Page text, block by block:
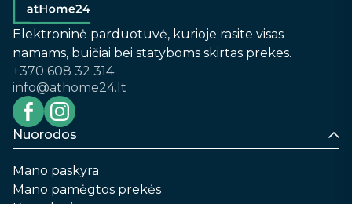
Elektroninė parduotuvė, kurioje rasite visas
namams, buičiai bei statyboms skirtas prekes.
+370 608 32 314
info@athome24.lt
Nuorodos
Mano paskyra
Mano pamėgtos prekės